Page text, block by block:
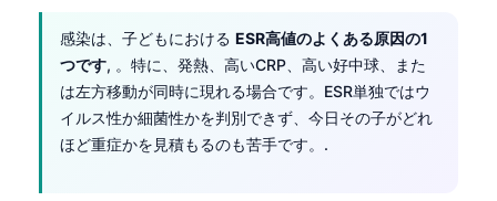
感染は、子どもにおける ESR高値のよくある原因の1
つです, 。特に、発熱、高いCRP、高い好中球、また
は左方移動が同時に現れる場合です。ESR単独ではウ
イルス性か細菌性かを判別できず、今日その子がどれ
ほど重症かを見積もるのも苦手です。.